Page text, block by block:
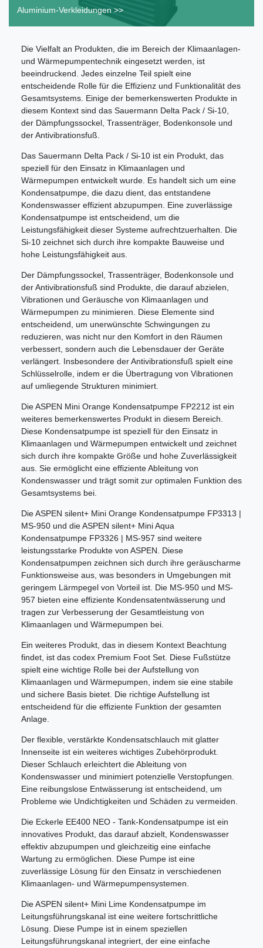
Aluminium-Verkleidungen >>
Die Vielfalt an Produkten, die im Bereich der Klimaanlagen-
und Wärmepumpentechnik eingesetzt werden, ist
beeindruckend. Jedes einzelne Teil spielt eine
entscheidende Rolle für die Effizienz und Funktionalität des
Gesamtsystems. Einige der bemerkenswerten Produkte in
diesem Kontext sind das Sauermann Delta Pack / Si-10,
der Dämpfungssockel, Trassenträger, Bodenkonsole und
der Antivibrationsfuß.
Das Sauermann Delta Pack / Si-10 ist ein Produkt, das
speziell für den Einsatz in Klimaanlagen und
Wärmepumpen entwickelt wurde. Es handelt sich um eine
Kondensatpumpe, die dazu dient, das entstandene
Kondenswasser effizient abzupumpen. Eine zuverlässige
Kondensatpumpe ist entscheidend, um die
Leistungsfähigkeit dieser Systeme aufrechtzuerhalten. Die
Si-10 zeichnet sich durch ihre kompakte Bauweise und
hohe Leistungsfähigkeit aus.
Der Dämpfungssockel, Trassenträger, Bodenkonsole und
der Antivibrationsfuß sind Produkte, die darauf abzielen,
Vibrationen und Geräusche von Klimaanlagen und
Wärmepumpen zu minimieren. Diese Elemente sind
entscheidend, um unerwünschte Schwingungen zu
reduzieren, was nicht nur den Komfort in den Räumen
verbessert, sondern auch die Lebensdauer der Geräte
verlängert. Insbesondere der Antivibrationsfuß spielt eine
Schlüsselrolle, indem er die Übertragung von Vibrationen
auf umliegende Strukturen minimiert.
Die ASPEN Mini Orange Kondensatpumpe FP2212 ist ein
weiteres bemerkenswertes Produkt in diesem Bereich.
Diese Kondensatpumpe ist speziell für den Einsatz in
Klimaanlagen und Wärmepumpen entwickelt und zeichnet
sich durch ihre kompakte Größe und hohe Zuverlässigkeit
aus. Sie ermöglicht eine effiziente Ableitung von
Kondenswasser und trägt somit zur optimalen Funktion des
Gesamtsystems bei.
Die ASPEN silent+ Mini Orange Kondensatpumpe FP3313 |
MS-950 und die ASPEN silent+ Mini Aqua
Kondensatpumpe FP3326 | MS-957 sind weitere
leistungsstarke Produkte von ASPEN. Diese
Kondensatpumpen zeichnen sich durch ihre geräuscharme
Funktionsweise aus, was besonders in Umgebungen mit
geringem Lärmpegel von Vorteil ist. Die MS-950 und MS-
957 bieten eine effiziente Kondensatentwässerung und
tragen zur Verbesserung der Gesamtleistung von
Klimaanlagen und Wärmepumpen bei.
Ein weiteres Produkt, das in diesem Kontext Beachtung
findet, ist das codex Premium Foot Set. Diese Fußstütze
spielt eine wichtige Rolle bei der Aufstellung von
Klimaanlagen und Wärmepumpen, indem sie eine stabile
und sichere Basis bietet. Die richtige Aufstellung ist
entscheidend für die effiziente Funktion der gesamten
Anlage.
Der flexible, verstärkte Kondensatschlauch mit glatter
Innenseite ist ein weiteres wichtiges Zubehörprodukt.
Dieser Schlauch erleichtert die Ableitung von
Kondenswasser und minimiert potenzielle Verstopfungen.
Eine reibungslose Entwässerung ist entscheidend, um
Probleme wie Undichtigkeiten und Schäden zu vermeiden.
Die Eckerle EE400 NEO - Tank-Kondensatpumpe ist ein
innovatives Produkt, das darauf abzielt, Kondenswasser
effektiv abzupumpen und gleichzeitig eine einfache
Wartung zu ermöglichen. Diese Pumpe ist eine
zuverlässige Lösung für den Einsatz in verschiedenen
Klimaanlagen- und Wärmepumpensystemen.
Die ASPEN silent+ Mini Lime Kondensatpumpe im
Leitungsführungskanal ist eine weitere fortschrittliche
Lösung. Diese Pumpe ist in einem speziellen
Leitungsführungskanal integriert, der eine einfache